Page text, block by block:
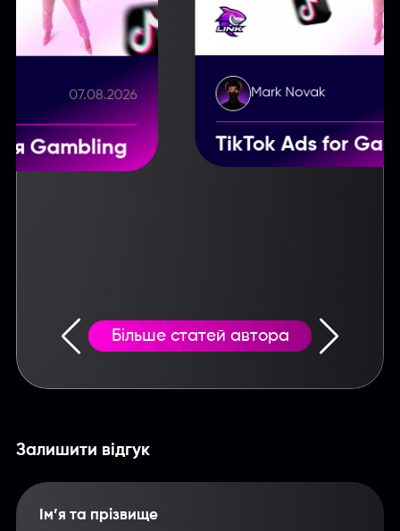
Mark Novak 07.08.2026
TikTok Ads for Gambling
Більше статей автора
Залишити відгук
Ім’я та прізвище